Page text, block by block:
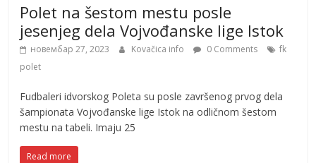
Polet na šestom mestu posle
jesenjeg dela Vojvođanske lige Istok
новембар 27, 2023 Kovačica info 0 Comments
fk
polet
Fudbaleri idvorskog Poleta su posle završenog prvog dela
šampionata Vojvođanske lige Istok na odličnom šestom
mestu na tabeli. Imaju 25
Read more